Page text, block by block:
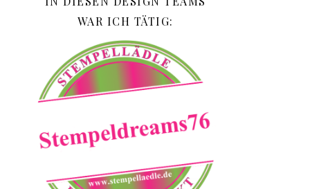
WAR ICH TÄTIG: